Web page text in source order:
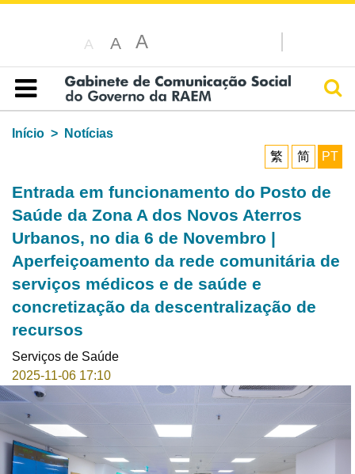
A A A
Índice
Início
Notícias
繁
简 PT
Entrada em funcionamento do Posto de
Saúde da Zona A dos Novos Aterros
Urbanos, no dia 6 de Novembro |
Aperfeiçoamento da rede comunitária de
serviços médicos e de saúde e
concretização da descentralização de
recursos
Serviços de Saúde
2025-11-06 17:10